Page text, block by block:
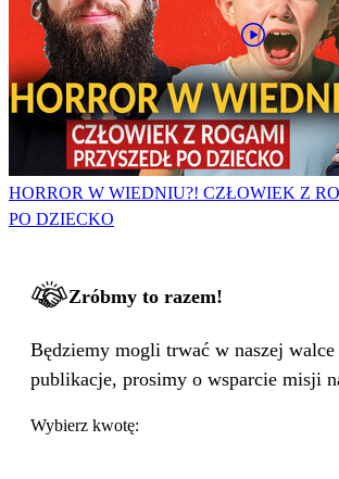
HORROR W WIEDNIU?! CZŁOWIEK Z
PO DZIECKO
Zróbmy to razem!
Będziemy mogli trwać w naszej
publikacje, prosimy o wsparcie misji
Wybierz kwotę: